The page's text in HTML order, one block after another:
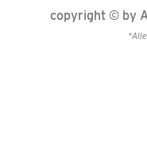
copyright © by